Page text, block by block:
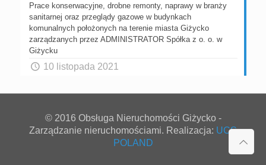
Prace konserwacyjne, drobne remonty, naprawy w branży
sanitarnej oraz przeglądy gazowe w budynkach
komunalnych położonych na terenie miasta Giżycko
zarządzanych przez ADMINISTRATOR Spółka z o. o. w
Giżycku
10 listopada 2021
© 2016 Obsługa Nieruchomości Giżycko -
Zarządzanie nieruchomościami. Realizacja: UCS
POLAND